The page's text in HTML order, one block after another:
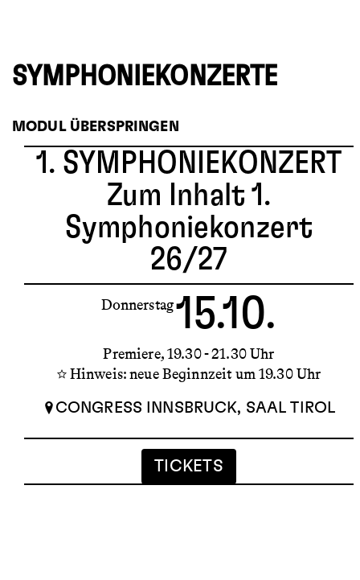
SYMPHONIEKONZERTE
MODUL ÜBERSPRINGEN
1. SYMPHONIEKONZERT
Zum Inhalt 1.
Symphoniekonzert
26/27
Donnerstag15.10.
Premiere 19.30 - 21.30 Uhr
Hinweis: neue Beginnzeit um 19.30 Uhr
CONGRESS INNSBRUCK, SAAL TIROL
TICKETS